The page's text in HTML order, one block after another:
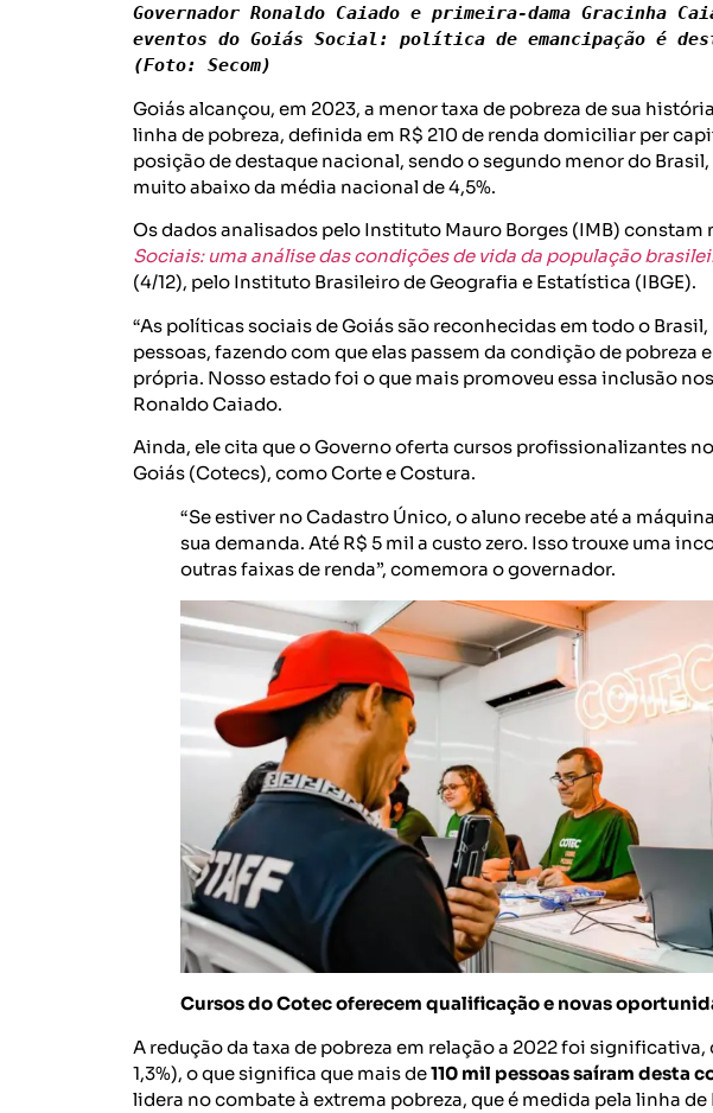
Governador Ronaldo Caiado e primeira-dama Gracinha
eventos do Goiás Social: política de emancipação é
(Foto: Secom)
Goiás alcançou, em 2023, a menor taxa de pobreza de sua
linha de pobreza, definida em R$ 210 de renda domiciliar per
posição de destaque nacional, sendo o segundo menor do
muito abaixo da média nacional de 4,5%.
Os dados analisados pelo Instituto Mauro Borges (IMB) constam
Sociais: uma análise das condições de vida da população
(4/12), pelo Instituto Brasileiro de Geografia e Estatística (IBGE).
“As políticas sociais de Goiás são reconhecidas em todo o
pessoas, fazendo com que elas passem da condição de pobreza
própria. Nosso estado foi o que mais promoveu essa inclusão
Ronaldo Caiado.
Ainda, ele cita que o Governo oferta cursos profissionalizantes
Goiás (Cotecs), como Corte e Costura.
“Se estiver no Cadastro Único, o aluno recebe até a
sua demanda. Até R$ 5 mil a custo zero. Isso trouxe uma
outras faixas de renda”, comemora o governador.
Cursos do Cotec oferecem qualificação e novas
A redução da taxa de pobreza em relação a 2022 foi significativa,
1,3%), o que significa que mais de110 mil pessoas saíram desta
lidera no combate à extrema pobreza, que é medida pela linha de